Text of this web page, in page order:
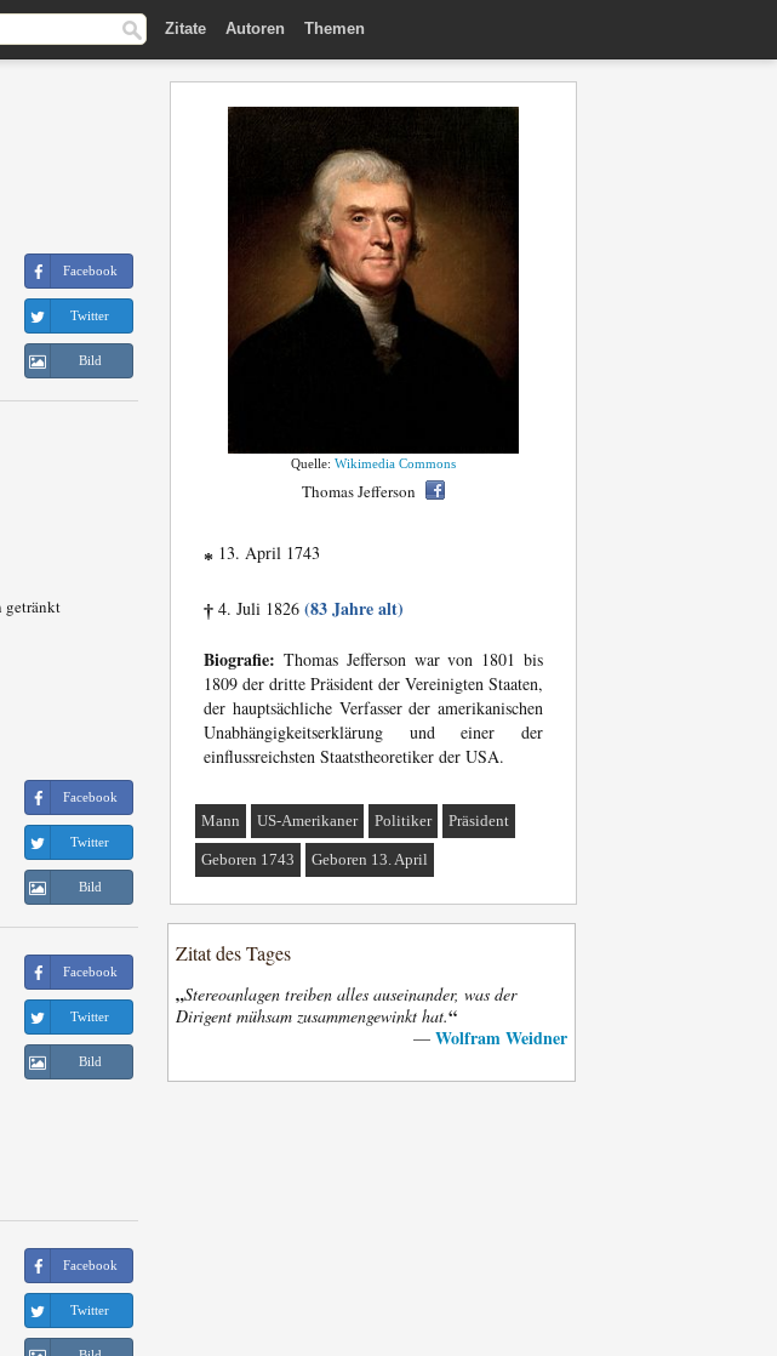
Zitate Autoren Themen
Facebook
Twitter
Bild
Facebook
Twitter
Bild
Facebook
Twitter
Bild
Facebook
Twitter
Quelle: Wikimedia Commons
Thomas Jefferson
* 13. April 1743
† 4. Juli 1826 (83 Jahre alt)
Biografie: Thomas Jefferson war von 1801 bis
1809 der dritte Präsident der Vereinigten Staaten,
der hauptsächliche Verfasser der amerikanischen
Unabhängigkeitserklärung und einer der
einflussreichsten Staatstheoretiker der USA.
Mann US-Amerikaner Politiker Präsident
Geboren 1743 Geboren 13. April
Zitat des Tages
„Stereoanlagen treiben alles auseinander, was der
Dirigent mühsam zusammengewinkt hat.“
— Wolfram Weidner